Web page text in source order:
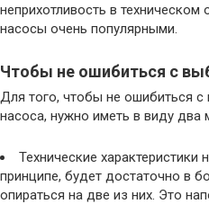
неприхотливость в техническом
насосы очень популярными.
Чтобы не ошибиться с
Для того, чтобы не ошибиться
насоса, нужно иметь в виду два
Технические
принципе, будет достаточно в
опираться на две из них. Это